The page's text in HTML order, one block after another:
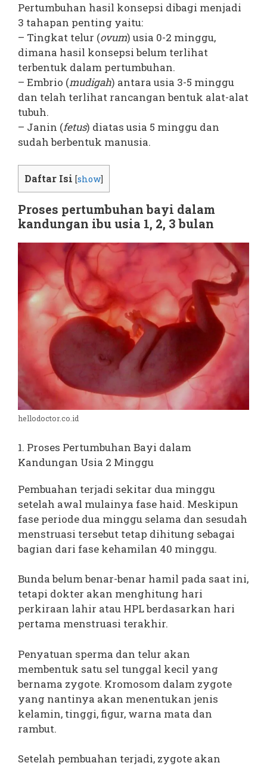
Pertumbuhan hasil konsepsi dibagi menjadi
3 tahapan penting yaitu:
– Tingkat telur (ovum) usia 0-2 minggu,
dimana hasil konsepsi belum terlihat
terbentuk dalam pertumbuhan.
– Embrio (mudigah) antara usia 3-5 minggu
dan telah terlihat rancangan bentuk alat-alat
tubuh.
– Janin (fetus) diatas usia 5 minggu dan
sudah berbentuk manusia.
Daftar Isi [show]
Proses pertumbuhan bayi dalam
kandungan ibu usia 1, 2, 3 bulan
hellodoctor.co.id
1. Proses Pertumbuhan Bayi dalam
Kandungan Usia 2 Minggu
Pembuahan terjadi sekitar dua minggu
setelah awal mulainya fase haid. Meskipun
fase periode dua minggu selama dan sesudah
menstruasi tersebut tetap dihitung sebagai
bagian dari fase kehamilan 40 minggu.
Bunda belum benar-benar hamil pada saat ini,
tetapi dokter akan menghitung hari
perkiraan lahir atau HPL berdasarkan hari
pertama menstruasi terakhir.
Penyatuan sperma dan telur akan
membentuk satu sel tunggal kecil yang
bernama zygote. Kromosom dalam zygote
yang nantinya akan menentukan jenis
kelamin, tinggi, figur, warna mata dan
rambut.
Setelah pembuahan terjadi, zygote akan